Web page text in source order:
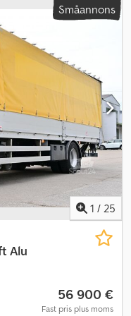
Ahvskr Tillgänglig
information: * Golec
Ryska) *
Engelska)
G300122 * Inköpspris:
60 månader *
€ Om du är
det efter dina behov,
ditt samtal. Med
din begagnade bil i
GOLEC
Spanska, Polska,
Småannons
1 / 25
Alu
56 900 €
Fast pris plus moms